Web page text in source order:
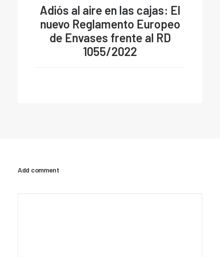
Adiós al aire en las cajas: El
nuevo Reglamento Europeo
de Envases frente al RD
1055/2022
Add comment